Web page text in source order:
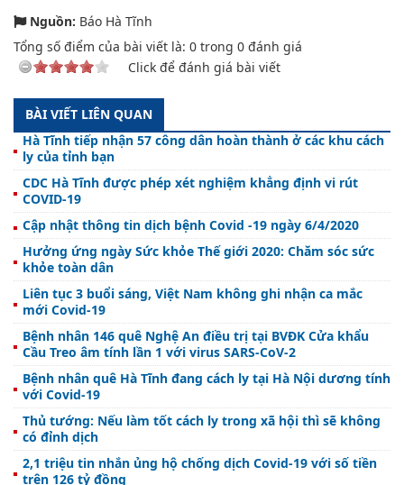
Nguồn: Báo Hà Tĩnh
Tổng số điểm của bài viết là: 0 trong 0 đánh giá
Click để đánh giá bài viết
BÀI VIẾT LIÊN QUAN
Hà Tĩnh tiếp nhận 57 công dân hoàn thành ở các khu cách
ly của tỉnh bạn
CDC Hà Tĩnh được phép xét nghiệm khẳng định vi rút
COVID-19
Cập nhật thông tin dịch bệnh Covid -19 ngày 6/4/2020
Hưởng ứng ngày Sức khỏe Thế giới 2020: Chăm sóc sức
khỏe toàn dân
Liên tục 3 buổi sáng, Việt Nam không ghi nhận ca mắc
mới Covid-19
Bệnh nhân 146 quê Nghệ An điều trị tại BVĐK Cửa khẩu
Cầu Treo âm tính lần 1 với virus SARS-CoV-2
Bệnh nhân quê Hà Tĩnh đang cách ly tại Hà Nội dương tính
với Covid-19
Thủ tướng: Nếu làm tốt cách ly trong xã hội thì sẽ không
có đỉnh dịch
2,1 triệu tin nhắn ủng hộ chống dịch Covid-19 với số tiền
trên 126 tỷ đồng